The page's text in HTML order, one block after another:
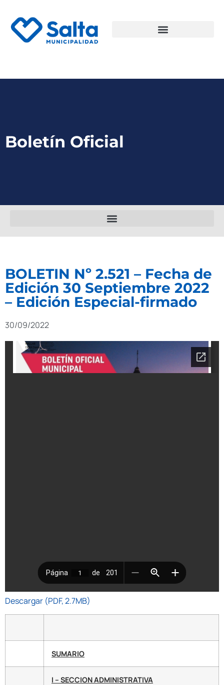
Boletín Oficial
BOLETIN Nº 2.521 – Fecha de
Edición 30 Septiembre 2022
– Edición Especial-firmado
30/09/2022
Descargar (PDF, 2.7MB)
SUMARIO
I – SECCION ADMINISTRATIVA